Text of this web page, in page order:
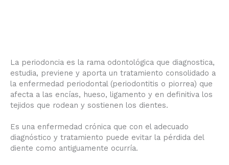
La periodoncia es la rama odontológica que diagnostica,
estudia, previene y aporta un tratamiento consolidado a
la enfermedad periodontal (periodontitis o piorrea) que
afecta a las encías, hueso, ligamento y en definitiva los
tejidos que rodean y sostienen los dientes.
Es una enfermedad crónica que con el adecuado
diagnóstico y tratamiento puede evitar la pérdida del
diente como antiguamente ocurría.